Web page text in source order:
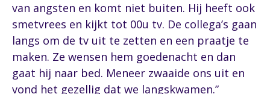
van angsten en komt niet buiten. Hij heeft ook
smetvrees en kijkt tot 00u tv. De collega’s gaan
langs om de tv uit te zetten en een praatje te
maken. Ze wensen hem goedenacht en dan
gaat hij naar bed. Meneer zwaaide ons uit en
vond het gezellig dat we langskwamen.”